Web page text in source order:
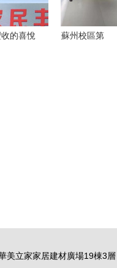
收的喜悅
蘇州校區第
美立家家居建材廣場19棟3層